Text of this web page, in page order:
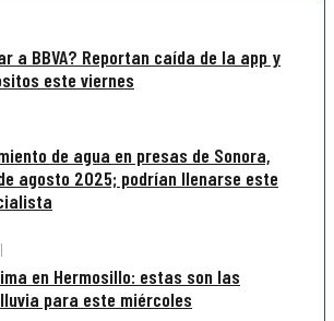
a BBVA? Reportan caída de la app y
este viernes
de agua en presas de Sonora,
agosto 2025; podrían llenarse este
en Hermosillo: estas son las
para este miércoles